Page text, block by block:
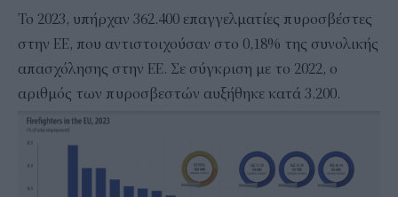
Το 2023, υπήρχαν 362.400 επαγγελματίες πυροσβέστες
στην ΕΕ, που αντιστοιχούσαν στο 0,18% της συνολικής
απασχόλησης στην ΕΕ. Σε σύγκριση με το 2022, ο
αριθμός των πυροσβεστών αυξήθηκε κατά 3.200.